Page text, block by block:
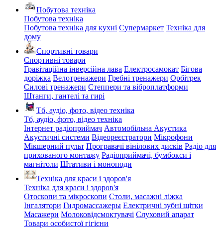
Побутова техніка
Побутова техніка
Побутова техніка для кухні Супермаркет Техніка для
дому
Спортивні товари
Спортивні товари
Гравітаційна інверсійна лава Електросамокат Бігова
доріжка Велотренажери Гребні тренажери Орбітрек
Силові тренажери Степпери та віброплатформи
Штанги, гантелі та гирі
Тб, аудіо, фото, відео техніка
Тб, аудіо, фото, відео техніка
Інтернет радіоприймач Автомобільна Акустика
Акустичні системи Відеореєстратори Мікрофони
Мікшерний пульт Програвачі вінілових дисків Радіо для
прихованого монтажу Радіоприймачі, бумбокси і
магнітоли Штативи і моноподи
Техніка для краси і здоров'я
Техніка для краси і здоров'я
Отоскопи та мікроскопи Столи, масажні ліжка
Інгалятори Гидромассажеры Електричні зубні щітки
Масажери Молоковідсмоктувачі Слуховий апарат
Товари особистої гігієни